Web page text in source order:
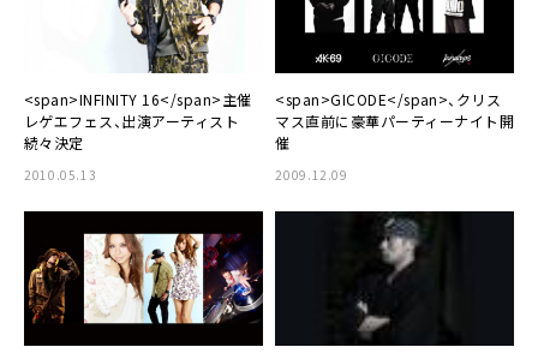
<span>INFINITY 16</span>主催
レゲエフェス、出演アーティスト
続々決定
2010.05.13
<span>GICODE</span>、クリス
マス直前に豪華パーティーナイト開
催
2009.12.09